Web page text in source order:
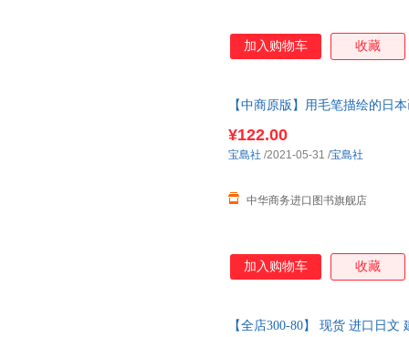
加入购物车 收藏
【中商原版】用毛笔描绘的日
¥122.00
中华商务进口图书旗舰店
宝島社 /2021-05-31 /宝島社
加入购物车 收藏
【全店300-80】 现货 进口日